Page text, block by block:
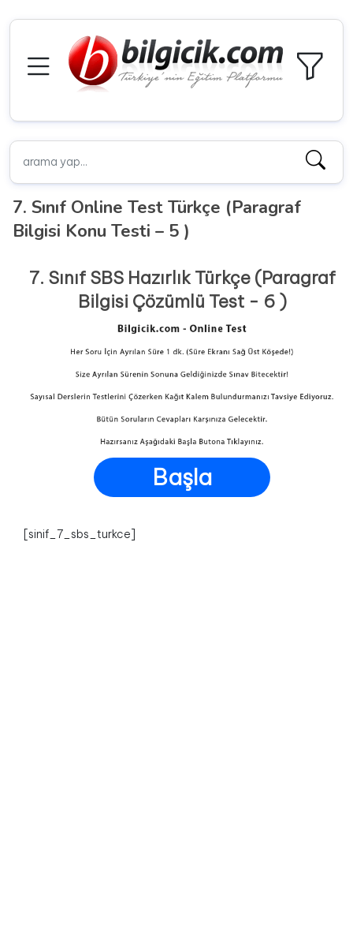
7. Sınıf Online Test Türkçe (Paragraf
Bilgisi Konu Testi – 5 )
7. Sınıf SBS Hazırlık Türkçe (Paragraf
Bilgisi Çözümlü Test - 6 )
Başla
[sinif_7_sbs_turkce]